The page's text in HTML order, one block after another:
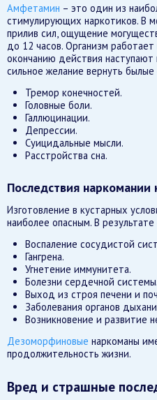
Амфетамин – это один из
стимулирующих наркотиков. В
прилив сил, ощущение
до 12 часов. Организм
окончанию действия
сильное желание вернуть
Тремор конечностей.
Головные боли.
Галлюцинации.
Депрессии.
Суицидальные мысли.
Расстройства сна.
Последствия наркомании
Изготовление в кустарных
наиболее опасным. В
Воспаление сосудистой
Гангрена.
Угнетение иммунитета.
Болезни сердечной системы.
Выход из строя печени и
Заболевания органов
Возникновение и развитие
Дезоморфиновые наркоманы
продолжительность жизни.
Вред и страшные